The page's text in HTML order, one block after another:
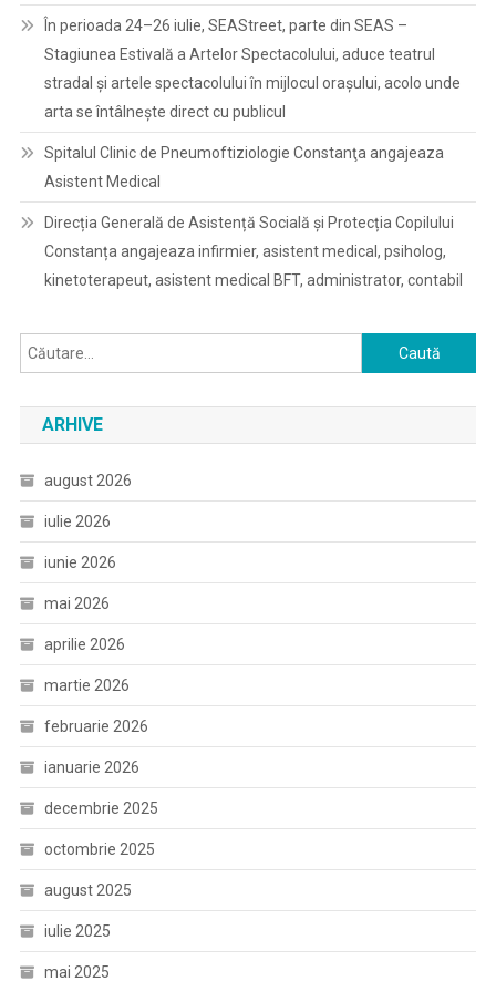
În perioada 24–26 iulie, SEAStreet, parte din SEAS –
Stagiunea Estivală a Artelor Spectacolului, aduce teatrul
stradal și artele spectacolului în mijlocul orașului, acolo unde
arta se întâlnește direct cu publicul
Spitalul Clinic de Pneumoftiziologie Constanţa angajeaza
Asistent Medical
Direcția Generală de Asistență Socială și Protecția Copilului
Constanța angajeaza infirmier, asistent medical, psiholog,
kinetoterapeut, asistent medical BFT, administrator, contabil
Caută
după:
ARHIVE
august 2026
iulie 2026
iunie 2026
mai 2026
aprilie 2026
martie 2026
februarie 2026
ianuarie 2026
decembrie 2025
octombrie 2025
august 2025
iulie 2025
mai 2025